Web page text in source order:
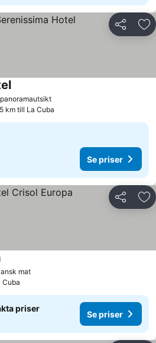
Dela
Se priser
Se priser
km till La Cuba
Se priser
Dela
matSe priser
Cuba
priser
Se priser